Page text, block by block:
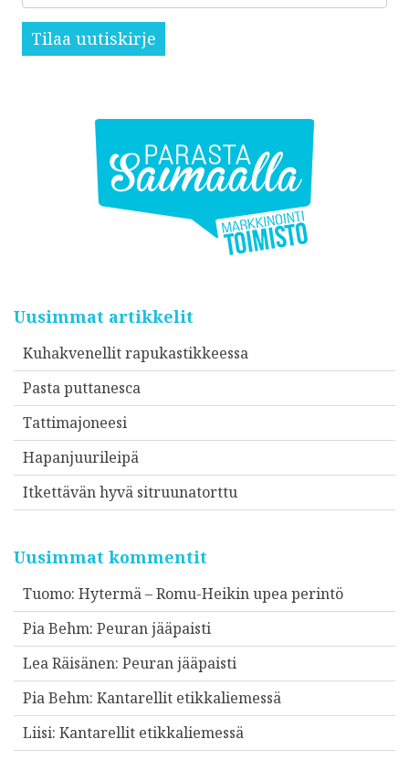
Tilaa uutiskirje
Uusimmat artikkelit
Kuhakvenellit rapukastikkeessa
Pasta puttanesca
Tattimajoneesi
Hapanjuurileipä
Itkettävän hyvä sitruunatorttu
Uusimmat kommentit
Tuomo: Hytermä – Romu-Heikin upea perintö
Pia Behm: Peuran jääpaisti
Lea Räisänen: Peuran jääpaisti
Pia Behm: Kantarellit etikkaliemessä
Liisi: Kantarellit etikkaliemessä